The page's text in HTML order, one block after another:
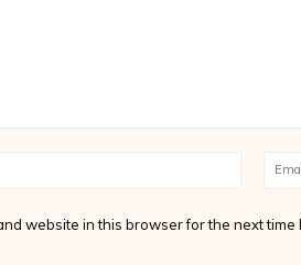
Name:*
website in this browser for the next time